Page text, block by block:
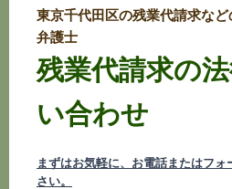
東京千代田区の残業代請求な
弁護士
残業代請求の
い合わせ
まずはお気軽に、お電話またはフ
さい。